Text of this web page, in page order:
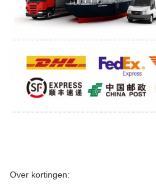
Over kortingen: